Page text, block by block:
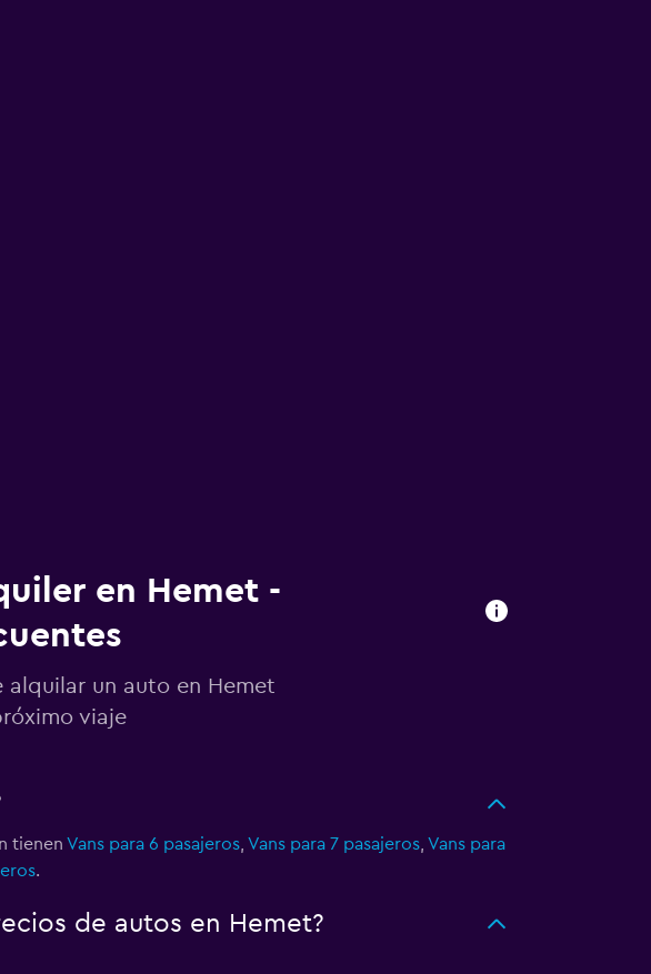
en Hemet -
alquilar un auto en Hemet
viaje
tienen Vans para 6 pasajeros, Vans para 7 pasajeros, Vans para
.
de autos en Hemet?